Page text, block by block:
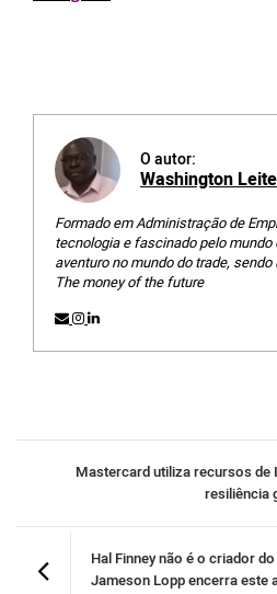
O autor:
Washington Leite
Formado em Administração de
tecnologia e fascinado pelo
aventuro no mundo do trade,
The money of the future
Mastercard utiliza recursos de
resiliência
Hal Finney não é o criador
Jameson Lopp encerra este